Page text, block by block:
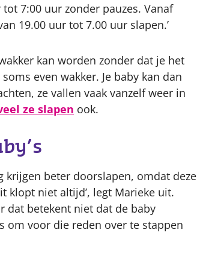
7:00 uur zonder pauzes. Vanaf
19.00 uur tot 7.00 uur slapen.’
kan worden zonder dat je het
even wakker. Je baby kan dan
ze vallen vaak vanzelf weer in
ze slapen ook.
krijgen beter doorslapen, omdat deze
klopt niet altijd’, legt Marieke uit.
dat betekent niet dat de baby
om voor die reden over te stappen